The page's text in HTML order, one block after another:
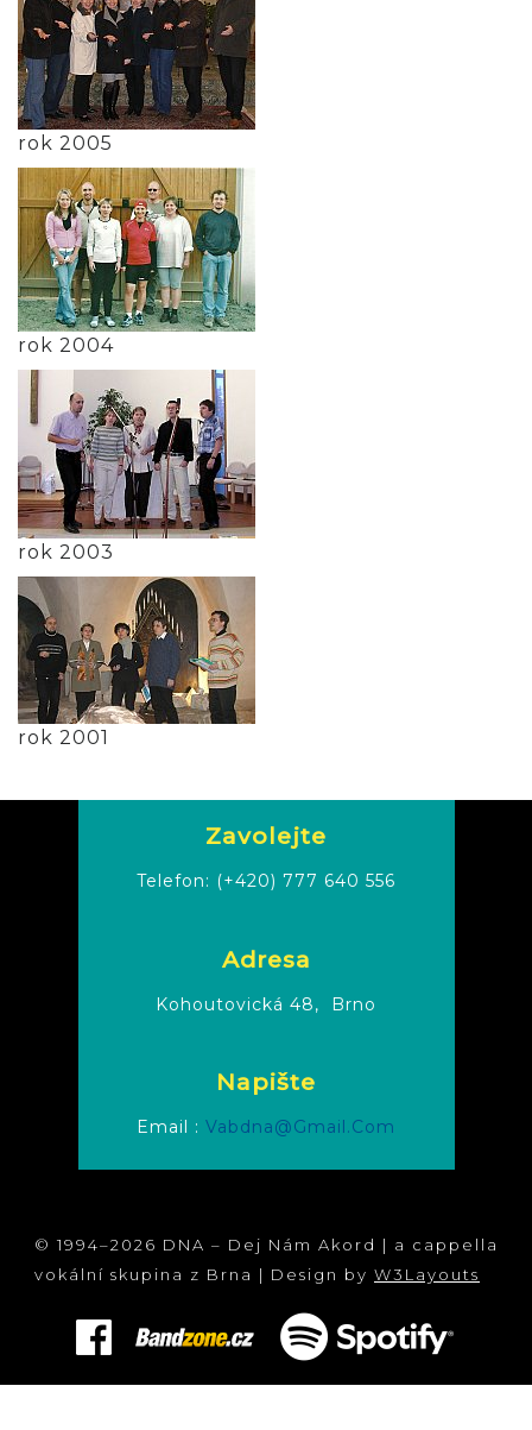
rok 2005
rok 2004
rok 2003
rok 2001
Zavolejte
Telefon: (+420) 777 640 556
Adresa
Kohoutovická 48, Brno
Napište
Email : Vabdna@gmail.com
© 1994–2026 DNA – Dej Nám Akord | a cappella
vokální skupina z Brna | Design by W3Layouts